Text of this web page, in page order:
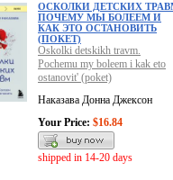
ОСКОЛКИ ДЕТСКИХ
ПОЧЕМУ МЫ БОЛЕЕМ И
КАК ЭТО ОСТАНОВИТЬ
(ПОКЕТ)
Oskolki detskikh travm.
Pochemu my boleem i kak eto
ostanovit' (poket)
Наказава Донна Джексон
Your Price: $16.84
shipped in 14-20 days